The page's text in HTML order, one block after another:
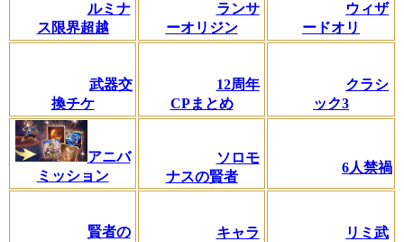
ルミナ
ス限界超越
ランサ
ーオリジン
ウィザ
ードオリ
武器交
換チケ
12周年
CPまとめ
クラシ
ック3
アニバ
ミッション
ソロモ
ナスの賢者
6人禁禍
賢者の
キャラ
リミ武